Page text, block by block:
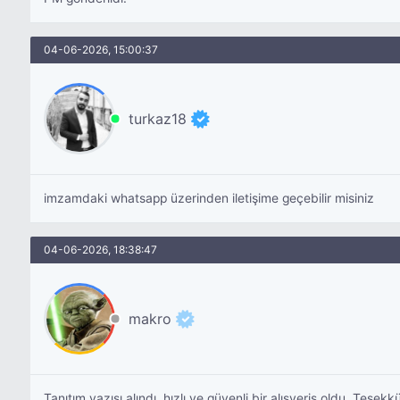
04-06-2026, 15:00:37
turkaz18
imzamdaki whatsapp üzerinden iletişime geçebilir misiniz
04-06-2026, 18:38:47
makro